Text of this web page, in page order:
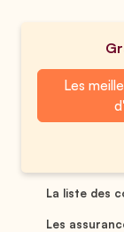
Les
La liste des
Les